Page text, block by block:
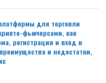
для торговли
фьючерсами, как
регистрация и вход в
и недостатки,